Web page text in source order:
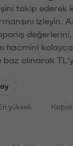
takip ederek
izleyin.
hacmini
alınarak
yüksek